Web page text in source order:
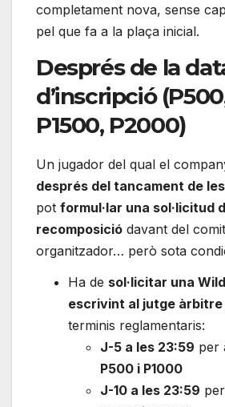
completament nova, sense
pel que fa a la plaça inicial.
Després de la
d’inscripció
P1500, P2000)
Un jugador del qual el
després del tancament de
pot formul·lar una sol·licitud
recomposició davant del
organitzador… però sota
Ha de sol·licitar una
escrivint al jutge àrbitre
terminis reglamentaris:
J-5 a les 23:59 per
P500 i P1000
J-10 a les 23:59